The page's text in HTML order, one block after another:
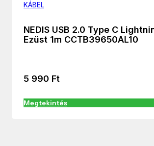
KÁBEL
NEDIS USB 2.0 Type C
Ezüst 1m CCTB39650AL10
5 990 Ft
Megtekintés